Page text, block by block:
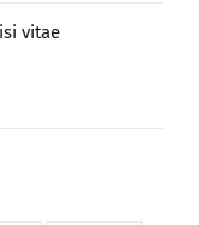
vitae